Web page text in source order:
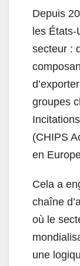
Depuis
les
secteur :
groupes
(CHIPS
en
Cela a
chaîne
où le
une